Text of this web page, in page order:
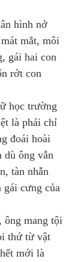
hình nở
mắt, môi
gái hai con
rớt con
học trường
là phải chỉ
đoái hoài
ông vẫn
tàn nhẫn
cưng của
ông mang tội
thứ từ vật
mới là